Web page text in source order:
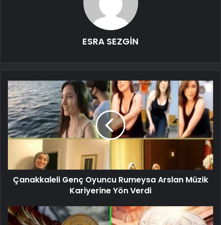
ESRA SEZGİN
Çanakkaleli Genç Oyuncu Rumeysa Arslan Müzik
Kariyerine Yön Verdi